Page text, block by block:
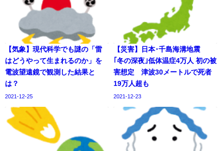
【気象】現代科学でも謎の「雷
はどうやって生まれるのか」を
電波望遠鏡で観測した結果と
は？
2021-12-25
【災害】日本･千島海溝地震
｢冬の深夜｣低体温症4万人 初の被
害想定 津波30メートルで死者
19万人超も
2021-12-23